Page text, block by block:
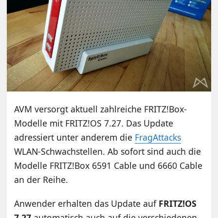
AVM versorgt aktuell zahlreiche FRITZ!Box-
Modelle mit FRITZ!OS 7.27. Das Update
adressiert unter anderem die FragAttacks
WLAN-Schwachstellen. Ab sofort sind auch die
Modelle FRITZ!Box 6591 Cable und 6660 Cable
an der Reihe.
Anwender erhalten das Update auf FRITZ!OS